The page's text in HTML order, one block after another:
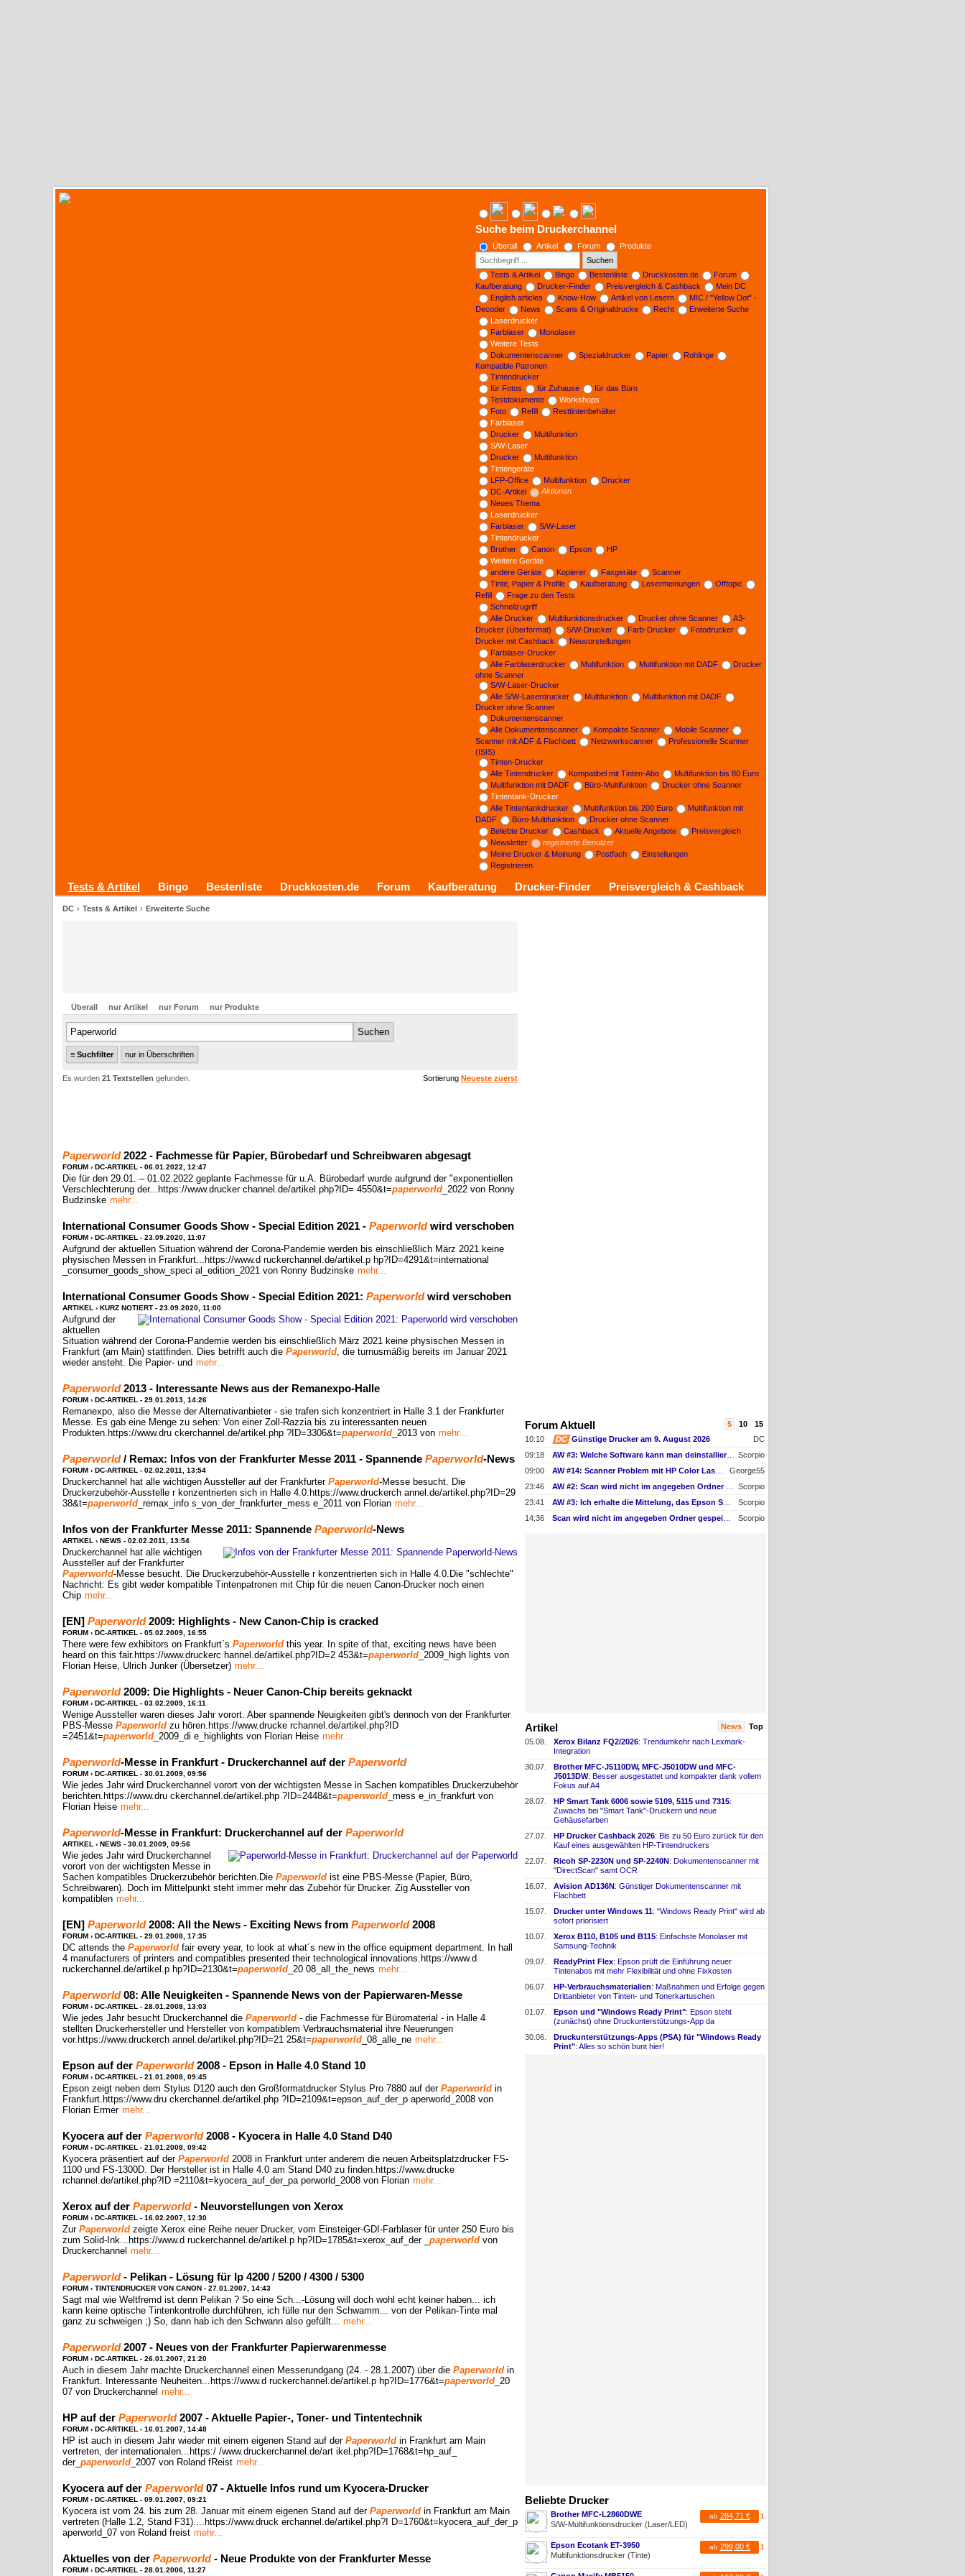
Suche beim Druckerchannel
Überall Artikel Forum
Produkte
Suchen
Tests & Artikel
Bingo Bestenliste Druckkosten.de
Forum
Kaufberatung
Drucker-Finder Preisvergleich & Cashback
Mein DC
English articles
Know-How Artikel von Lesern
MIC / "Yellow Dot" -
Decoder
News Scans & Originaldrucke Recht
Erweiterte Suche
Laserdrucker
Farblaser
Monolaser
Weitere Tests
Dokumentenscanner
Spezialdrucker Papier
Rohlinge
Kompatible Patronen
Tintendrucker
für Fotos
für Zuhause
für das Büro
Testdokumente
Workshops
Foto
Refill
Resttintenbehälter
Farblaser
Drucker
Multifunktion
S/W-Laser
Drucker
Multifunktion
Tintengeräte
LFP-Office
Multifunktion
Drucker
DC-Artikel
Aktionen
Neues Thema
Laserdrucker
Farblaser
S/W-Laser
Tintendrucker
Brother
Canon Epson
HP
Weitere Geräte
andere Geräte
Kopierer Faxgeräte
Scanner
Tinte, Papier & Profile
Kaufberatung Lesermeinungen
Offtopic
Refill
Frage zu den Tests
Schnellzugriff
Alle Drucker
Multifunktionsdrucker Drucker ohne Scanner
A3-
Drucker (Überformat)
S/W-Drucker Farb-Drucker
Fotodrucker
Drucker mit Cashback
Neuvorstellungen
Farblaser-Drucker
Alle Farblaserdrucker
Multifunktion Multifunktion mit DADF
Drucker
ohne Scanner
S/W-Laser-Drucker
Alle S/W-Laserdrucker
Multifunktion
Multifunktion mit DADF
Drucker ohne Scanner
Dokumentenscanner
Alle Dokumentenscanner
Kompakte Scanner
Mobile Scanner
Scanner mit ADF & Flachbett
Netzwerkscanner
Professionelle Scanner
(ISIS)
Tinten-Drucker
Alle Tintendrucker
Kompatibel mit Tinten-Abo
Multifunktion bis 80 Euro
Multifunktion mit DADF
Büro-Multifunktion
Drucker ohne Scanner
Tintentank-Drucker
Alle Tintentankdrucker
Multifunktion bis 200 Euro
Multifunktion mit
DADF
Büro-Multifunktion
Drucker ohne Scanner
Beliebte Drucker
Cashback Aktuelle Angebote
Preisvergleich
Newsletter
registrierte Benutzer
Meine Drucker & Meinung
Postfach
Einstellungen
Registrieren
Tests & Artikel Bingo Bestenliste Druckkosten.de Forum Kaufberatung Drucker-Finder Preisvergleich & Cashback
DC Tests & Artikel Erweiterte Suche
Überall nur Artikel nur Forum nur Produkte
Suchen
≡ Suchfilter nur in Überschriften
Es wurden 21 Textstellen gefunden. Sortierung Neueste zuerst
Paperworld2022 - Fachmesse für Papier, Bürobedarf und Schreibwaren abgesagt
FORUM › DC-ARTIKEL - 06.01.2022, 12:47
Die für den 29.01. – 01.02.2022 geplante Fachmesse für u.A. Bürobedarf wurde aufgrund der "exponentiellen
Verschlechterung der...https://www.drucker channel.de/artikel.php?ID= 4550&t=paperworld _2022 von Ronny
Budzinske mehr...
International Consumer Goods Show - Special Edition 2021 - Paperworldwird verschoben
FORUM › DC-ARTIKEL - 23.09.2020, 11:07
Aufgrund der aktuellen Situation während der Corona-Pandemie werden bis einschließlich März 2021 keine
physischen Messen in Frankfurt...https://www.d ruckerchannel.de/artikel.p hp?ID=4291&t=international
_consumer_goods_show_speci al_edition_2021 von Ronny Budzinske mehr...
International Consumer Goods Show - Special Edition 2021: Paperworldwird verschoben
ARTIKEL › KURZ NOTIERT - 23.09.2020, 11:00
Aufgrund der
aktuellen
Situation während der Corona-Pandemie werden bis einschließlich März 2021 keine physischen Messen in
Frankfurt (am Main) stattfinden. Dies betrifft auch die Paperworld, die turnusmäßig bereits im Januar 2021
wieder ansteht. Die Papier- und mehr...
Paperworld2013 - Interessante News aus der Remanexpo-Halle
FORUM › DC-ARTIKEL - 29.01.2013, 14:26
Remanexpo, also die Messe der Alternativanbieter - sie trafen sich konzentriert in Halle 3.1 der Frankfurter
Messe. Es gab eine Menge zu sehen: Von einer Zoll-Razzia bis zu interessanten neuen
Produkten.https://www.dru ckerchannel.de/artikel.php ?ID=3306&t=paperworld _2013 von mehr...
Paperworld/ Remax: Infos von der Frankfurter Messe 2011 - Spannende Paperworld-News
FORUM › DC-ARTIKEL - 02.02.2011, 13:54
Druckerchannel hat alle wichtigen Aussteller auf der Frankfurter Paperworld-Messe besucht. Die
Druckerzubehör-Ausstelle r konzentrierten sich in Halle 4.0.https://www.druckerch annel.de/artikel.php?ID=29
38&t=paperworld _remax_info s_von_der_frankfurter_mess e_2011 von Florian mehr...
Infos von der Frankfurter Messe 2011: Spannende Paperworld-News
ARTIKEL › NEWS - 02.02.2011, 13:54
Druckerchannel hat alle wichtigen
Aussteller auf der Frankfurter
Paperworld-Messe besucht. Die Druckerzubehör-Ausstelle r konzentrierten sich in Halle 4.0.Die "schlechte"
Nachricht: Es gibt weder kompatible Tintenpatronen mit Chip für die neuen Canon-Drucker noch einen
Chip mehr...
[EN] Paperworld2009: Highlights - New Canon-Chip is cracked
FORUM › DC-ARTIKEL - 05.02.2009, 16:55
There were few exhibitors on Frankfurt´s Paperworld this year. In spite of that, exciting news have been
heard on this fair.https://www.druckerc hannel.de/artikel.php?ID=2 453&t=paperworld _2009_high lights von
Florian Heise, Ulrich Junker (Übersetzer) mehr...
Paperworld2009: Die Highlights - Neuer Canon-Chip bereits geknackt
FORUM › DC-ARTIKEL - 03.02.2009, 16:11
Wenige Aussteller waren dieses Jahr vorort. Aber spannende Neuigkeiten gibt's dennoch von der Frankfurter
PBS-Messe Paperworld zu hören.https://www.drucke rchannel.de/artikel.php?ID
=2451&t=paperworld _2009_di e_highlights von Florian Heise mehr...
Paperworld-Messe in Frankfurt - Druckerchannel auf der Paperworld
FORUM › DC-ARTIKEL - 30.01.2009, 09:56
Wie jedes Jahr wird Druckerchannel vorort von der wichtigsten Messe in Sachen kompatibles Druckerzubehör
berichten.https://www.dru ckerchannel.de/artikel.php ?ID=2448&t=paperworld _mess e_in_frankfurt von
Florian Heise mehr...
Paperworld-Messe in Frankfurt: Druckerchannel auf der Paperworld
ARTIKEL › NEWS - 30.01.2009, 09:56
Wie jedes Jahr wird Druckerchannel
vorort von der wichtigsten Messe in
Sachen kompatibles Druckerzubehör berichten.Die Paperworld ist eine PBS-Messe (Papier, Büro,
Schreibwaren). Doch im Mittelpunkt steht immer mehr das Zubehör für Drucker. Zig Aussteller von
kompatiblen mehr...
[EN] Paperworld2008: All the News - Exciting News from Paperworld2008
FORUM › DC-ARTIKEL - 29.01.2008, 17:35
DC attends the Paperworld fair every year, to look at what´s new in the office equipment department. In hall
4 manufacturers of printers and compatibles presented their technological innovations.https://www.d
ruckerchannel.de/artikel.p hp?ID=2130&t=paperworld _20 08_all_the_news mehr...
Paperworld08: Alle Neuigkeiten - Spannende News von der Papierwaren-Messe
FORUM › DC-ARTIKEL - 28.01.2008, 13:03
Wie jedes Jahr besucht Druckerchannel die Paperworld - die Fachmesse für Büromaterial - in Halle 4
stellten Druckerhersteller und Hersteller von kompatiblem Verbrauchsmaterial ihre Neuerungen
vor.https://www.druckerch annel.de/artikel.php?ID=21 25&t=paperworld _08_alle_ne mehr...
Epson auf der Paperworld2008 - Epson in Halle 4.0 Stand 10
FORUM › DC-ARTIKEL - 21.01.2008, 09:45
Epson zeigt neben dem Stylus D120 auch den Großformatdrucker Stylus Pro 7880 auf der Paperworld in
Frankfurt.https://www.dru ckerchannel.de/artikel.php ?ID=2109&t=epson_auf_der_p aperworld_2008 von
Florian Ermer mehr...
Kyocera auf der Paperworld2008 - Kyocera in Halle 4.0 Stand D40
FORUM › DC-ARTIKEL - 21.01.2008, 09:42
Kyocera präsentiert auf der Paperworld 2008 in Frankfurt unter anderem die neuen Arbeitsplatzdrucker FS-
1100 und FS-1300D. Der Hersteller ist in Halle 4.0 am Stand D40 zu finden.https://www.drucke
rchannel.de/artikel.php?ID =2110&t=kyocera_auf_der_pa perworld_2008 von Florian mehr...
Xerox auf der Paperworld- Neuvorstellungen von Xerox
FORUM › DC-ARTIKEL - 16.02.2007, 12:30
Zur Paperworld zeigte Xerox eine Reihe neuer Drucker, vom Einsteiger-GDI-Farblaser für unter 250 Euro bis
zum Solid-Ink...https://www.d ruckerchannel.de/artikel.p hp?ID=1785&t=xerox_auf_der _ paperworld von
Druckerchannel mehr...
Paperworld- Pelikan - Lösung für Ip 4200 / 5200 / 4300 / 5300
FORUM › TINTENDRUCKER VON CANON - 27.01.2007, 14:43
Sagt mal wie Weltfremd ist denn Pelikan ? So eine Sch...-Lösung will doch wohl echt keiner haben... ich
kann keine optische Tintenkontrolle durchführen, ich fülle nur den Schwamm... von der Pelikan-Tinte mal
ganz zu schweigen ;) So, dann hab ich den Schwann also gefüllt... mehr...
Paperworld2007 - Neues von der Frankfurter Papierwarenmesse
FORUM › DC-ARTIKEL - 26.01.2007, 21:20
Auch in diesem Jahr machte Druckerchannel einen Messerundgang (24. - 28.1.2007) über die Paperworld in
Frankfurt. Interessante Neuheiten...https://www.d ruckerchannel.de/artikel.p hp?ID=1776&t=paperworld _20
07 von Druckerchannel mehr...
HP auf der Paperworld2007 - Aktuelle Papier-, Toner- und Tintentechnik
FORUM › DC-ARTIKEL - 16.01.2007, 14:48
HP ist auch in diesem Jahr wieder mit einem eigenen Stand auf der Paperworld in Frankfurt am Main
vertreten, der internationalen...https:/ /www.druckerchannel.de/art ikel.php?ID=1768&t=hp_auf_
der_ paperworld _2007 von Roland fReist mehr...
Kyocera auf der Paperworld07 - Aktuelle Infos rund um Kyocera-Drucker
FORUM › DC-ARTIKEL - 09.01.2007, 09:21
Kyocera ist vom 24. bis zum 28. Januar mit einem eigenen Stand auf der Paperworld in Frankfurt am Main
vertreten (Halle 1.2, Stand F31)....https://www.druck erchannel.de/artikel.php?I D=1760&t=kyocera_auf_der_p
aperworld_07 von Roland freist mehr...
Aktuelles von der Paperworld- Neue Produkte von der Frankfurter Messe
FORUM › DC-ARTIKEL - 28.01.2006, 11:27
Forum Aktuell 5 10
15
10:10
DC Günstige Drucker am 9. August 2026
DC
09:18
AW #3: Welche Software kann man deinstallieren - welche ich zwingend erforderlich
Scorpio
09:00
George55
23:46
Scorpio
23:41
Scorpio
14:36
Scorpio
Artikel News
Top
05.08.
Xerox Bilanz FQ2/2026: Trendumkehr nach Lexmark-
Integration
30.07.
Brother MFC-​J5110DW, MFC-​J5010DW und MFC-
J5013DW: Besser ausgestattet und kompakter dank vollem
Fokus auf A4
28.07.
HP Smart Tank 6006 sowie 5109, 5115 und 7315:
Zuwachs bei "Smart Tank"-​Druckern und neue
Gehäusefarben
27.07.
HP Drucker Cashback 2026: Bis zu 50 Euro zurück für den
Kauf eines ausgewählten HP-​Tintendruckers
22.07.
Ricoh SP-​2230N und SP-​2240N : Dokumentenscanner mit
"DirectScan" samt OCR
16.07.
Avision AD136N : Günstiger Dokumentenscanner mit
Flachbett
15.07.
Drucker unter Windows 11: "Windows Ready Print" wird ab
sofort priorisiert
10.07.
Xerox B110, B105 und B115: Einfachste Monolaser mit
Samsung-​Technik
09.07.
ReadyPrint Flex: Epson prüft die Einführung neuer
Tintenabos mit mehr Flexibilität und ohne Fixkosten
06.07.
HP-​Verbrauchsmaterialien: Maßnahmen und Erfolge gegen
Drittanbieter von Tinten- ​ und Tonerkartuschen
01.07.
Epson und "Windows Ready Print": Epson steht
(zunächst) ohne Druckunterstützungs-​App da
30.06.
Druckunterstützungs-​Apps (PSA) für "Windows Ready
Print": Alles so schön bunt hier!
Beliebte Drucker
ab 284,71 € 1
Brother MFC-L2860DWE
S/W-Multifunktionsdrucker (Laser/LED)
ab 299,00 € 1
Epson Ecotank ET-3950
Multifunktionsdrucker (Tinte)